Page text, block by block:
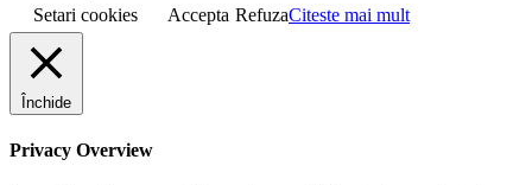
Setari cookies
Accepta RefuzaCiteste mai mult
Închide
Privacy Overview